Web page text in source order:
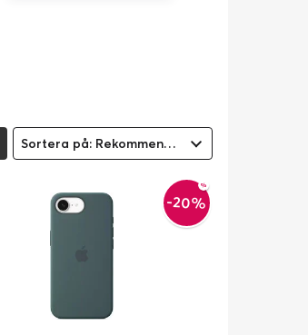
Sortera på: Rekommenderad
-20%